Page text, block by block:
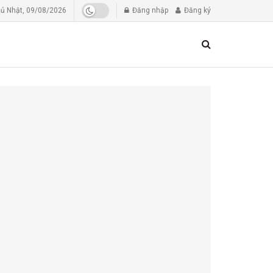
Nhật, 09/08/2026 Đăng nhập Đăng ký